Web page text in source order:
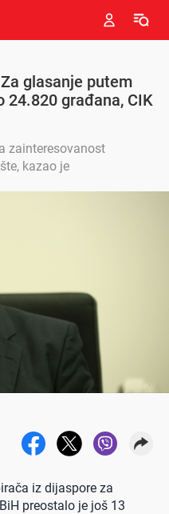
glasanje putem
24.820 građana, CIK
zainteresovanost
kazao je
iz dijaspore za
preostalo je još 13